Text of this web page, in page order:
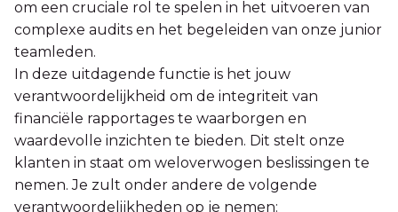
om een cruciale rol te spelen in het uitvoeren van
complexe audits en het begeleiden van onze junior
teamleden.
In deze uitdagende functie is het jouw
verantwoordelijkheid om de integriteit van
financiële rapportages te waarborgen en
waardevolle inzichten te bieden. Dit stelt onze
klanten in staat om weloverwogen beslissingen te
nemen. Je zult onder andere de volgende
verantwoordelijkheden op je nemen: